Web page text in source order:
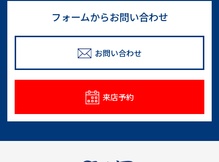
フォームからお問い合わせ
お問い合わせ
来店予約